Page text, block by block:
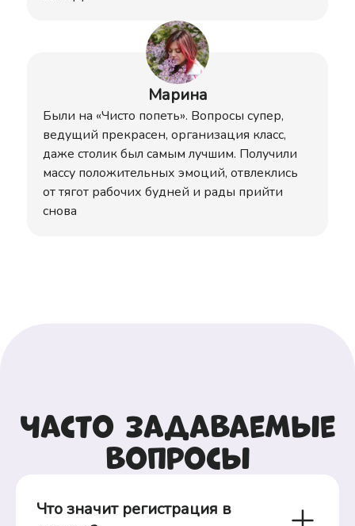
Марина
Были на «Чисто попеть». Вопросы супер,
ведущий прекрасен, организация класс,
даже столик был самым лучшим. Получили
массу положительных эмоций, отвлеклись
от тягот рабочих будней и рады прийти
снова
Часто задаваемые
вопросы
Что значит регистрация в